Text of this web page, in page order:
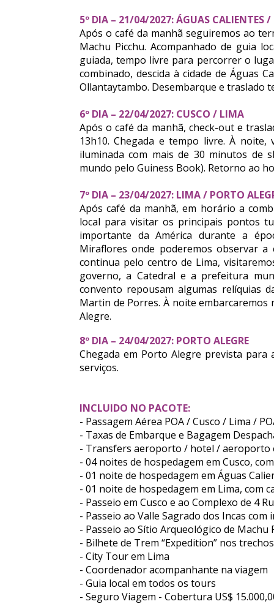
5º DIA – 21/04/2027: ÁGUAS CALIENTES
Após o café da manhã seguiremos ao
Machu Picchu. Acompanhado de guia
guiada, tempo livre para percorrer o
combinado, descida à cidade de Águas
Ollantaytambo. Desembarque e traslado
6º DIA – 22/04/2027: CUSCO / LIMA
Após o café da manhã, check-out e
13h10. Chegada e tempo livre. À noite,
iluminada com mais de 30 minutos de
mundo pelo Guiness Book). Retorno ao
7º DIA – 23/04/2027: LIMA / PORTO
Após café da manhã, em horário a
local para visitar os principais pontos
importante da América durante a
Miraflores onde poderemos observar
continua pelo centro de Lima,
governo, a Catedral e a prefeitura
convento repousam algumas relíquias
Martin de Porres. À noite
Alegre.
8º DIA – 24/04/2027: PORTO ALEGRE
Chegada em Porto Alegre prevista para
serviços.
INCLUIDO NO PACOTE:
- Passagem Aérea POA / Cusco / Lima /
- Taxas de Embarque e Bagagem
- Transfers aeroporto / hotel / aeroporto
- 04 noites de hospedagem em Cusco,
- 01 noite de hospedagem em Águas
- 01 noite de hospedagem em Lima, com
- Passeio em Cusco e ao Complexo de 4
- Passeio ao Valle Sagrado dos Incas com
- Passeio ao Sítio Arqueológico de
- Bilhete de Trem “Expedition” nos
- City Tour em Lima
- Coordenador acompanhante na viagem
- Guia local em todos os tours
- Seguro Viagem - Cobertura US$